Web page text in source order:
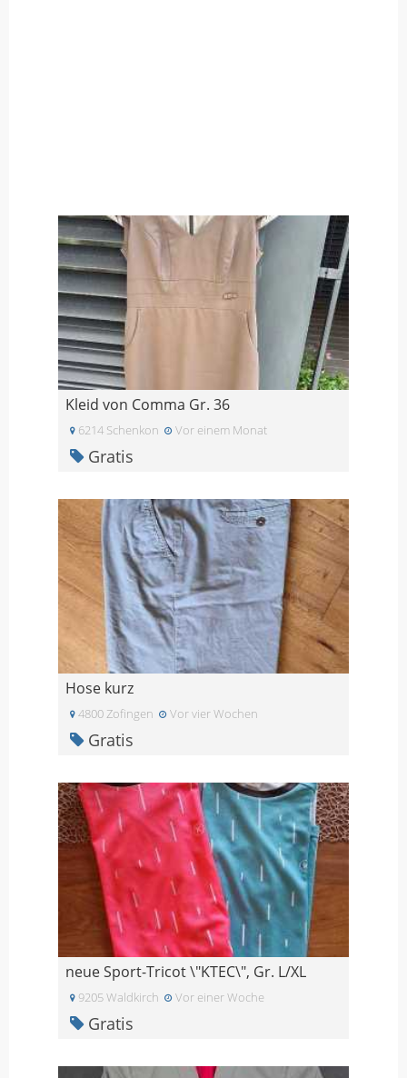
Kleid von Comma Gr. 36
6214 Schenkon Vor einem Monat
Gratis
Hose kurz
4800 Zofingen Vor vier Wochen
Gratis
neue Sport-Tricot \"KTEC\", Gr. L/XL
9205 Waldkirch Vor einer Woche
Gratis